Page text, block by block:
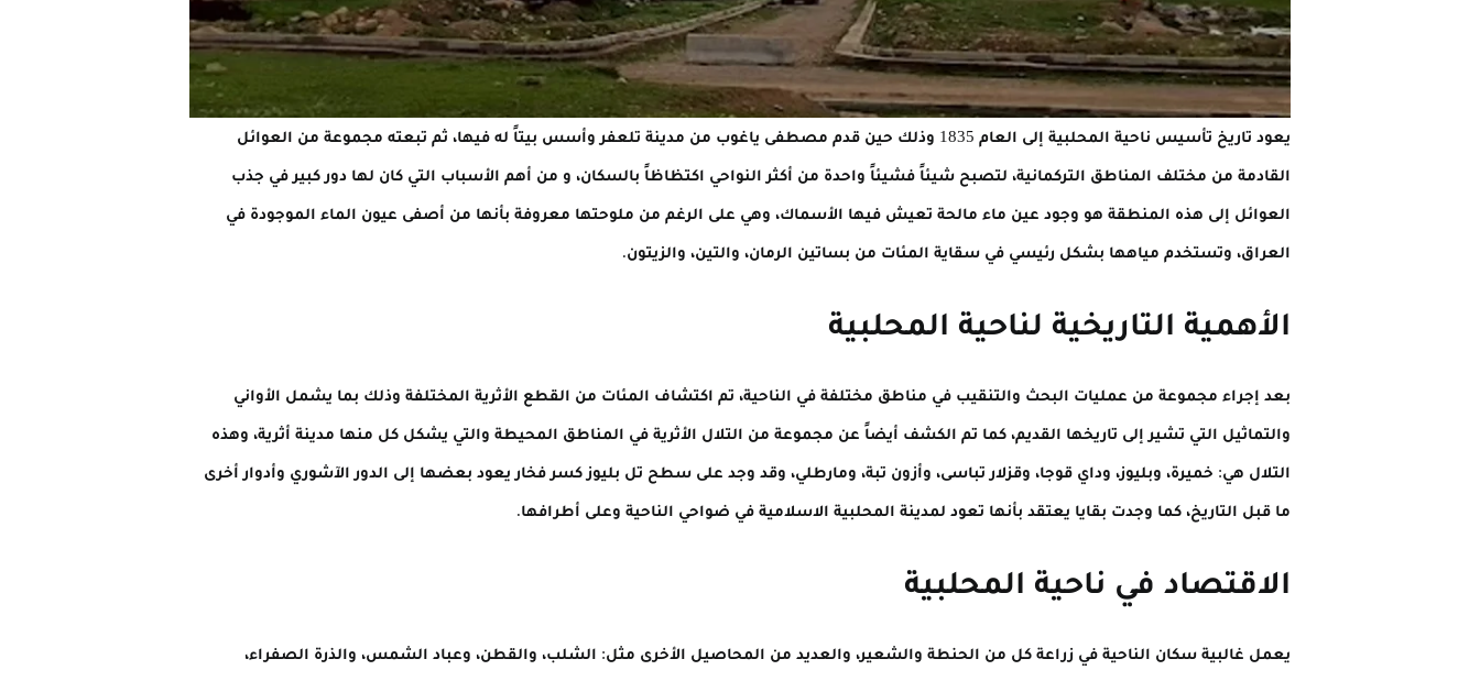
يعود تاريخ تأسيس ناحية المحلبية إلى العام 1835 وذلك حين قدم مصطفى ياغوب من مدينة تلعفر وأسس بيتاً له فيها، ثم تبعته مجموعة من العوائل
القادمة من مختلف المناطق التركمانية، لتصبح شيئاً فشيئاً واحدة من أكثر النواحي اكتظاظاً بالسكان، و من أهم الأسباب التي كان لها دور كبير في جذب
العوائل إلى هذه المنطقة هو وجود عين ماء مالحة تعيش فيها الأسماك، وهي على الرغم من ملوحتها معروفة بأنها من أصفى عيون الماء الموجودة في
العراق، وتستخدم مياهها بشكل رئيسي في سقاية المئات من بساتين الرمان، والتين، والزيتون.
الأهمية التاريخية لناحية المحلبية
بعد إجراء مجموعة من عمليات البحث والتنقيب في مناطق مختلفة في الناحية، تم اكتشاف المئات من القطع الأثرية المختلفة وذلك بما يشمل الأواني
والتماثيل التي تشير إلى تاريخها القديم، كما تم الكشف أيضاً عن مجموعة من التلال الأثرية في المناطق المحيطة والتي يشكل كل منها مدينة أثرية، وهذه
التلال هي: خميرة، وبليوز، وداي قوجا، وقزلار تباسى، وأزون تبة، ومارطلي، وقد وجد على سطح تل بليوز كسر فخار يعود بعضها إلى الدور الآشوري وأدوار أخرى
ما قبل التاريخ، كما وجدت بقايا يعتقد بأنها تعود لمدينة المحلبية الاسلامية في ضواحي الناحية وعلى أطرافها.
الاقتصاد في ناحية المحلبية
يعمل غالبية سكان الناحية في زراعة كل من الحنطة والشعير، والعديد من المحاصيل الأخرى مثل: الشلب، والقطن، وعباد الشمس، والذرة الصفراء،